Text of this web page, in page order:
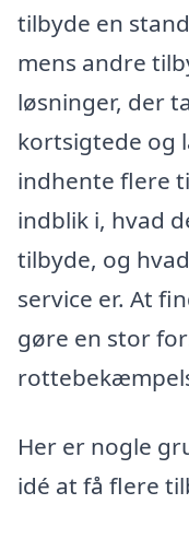
tilbyde en
mens andre
løsninger, der
kortsigtede og
indhente flere
indblik i, hvad
tilbyde, og
service er. At
gøre en stor
Her er nogle
idé at få flere